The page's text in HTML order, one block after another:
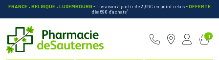
FRANCE • BELGIQUE • LUXEMBOURG - Livraison à partir de 3,99€ en point relais-OFFERTE
dès 69€ d’achats*
0